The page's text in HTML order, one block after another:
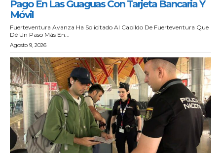
Pago En Las Guaguas Con Tarjeta Bancaria Y
Móvil
Fuerteventura Avanza Ha Solicitado Al Cabildo De Fuerteventura Que
Dé Un Paso Más En...
Agosto 9, 2026